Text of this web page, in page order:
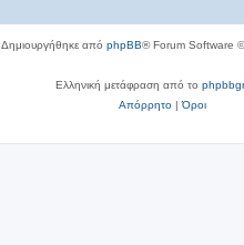
Δημιουργήθηκε από phpBB® Forum Software
Ελληνική μετάφραση από το
Απόρρητο|Όροι